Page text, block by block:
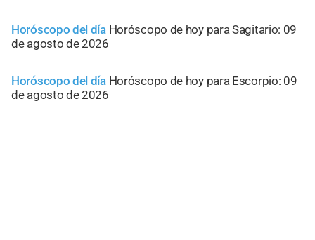
Horóscopo del día Horóscopo de hoy para Sagitario: 09
de agosto de 2026
Horóscopo del día Horóscopo de hoy para Escorpio: 09
de agosto de 2026